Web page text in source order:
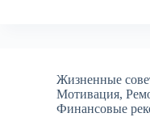
Жизненные
Мотивация,
Финансовые